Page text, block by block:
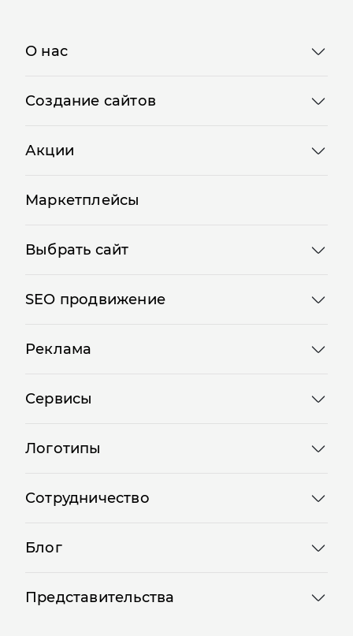
О нас
Создание сайтов
Акции
Маркетплейсы
Выбрать сайт
SEO продвижение
Реклама
Сервисы
Логотипы
Сотрудничество
Блог
Представительства